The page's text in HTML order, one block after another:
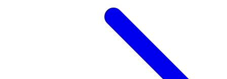
· På skadad eller irriterad hud.